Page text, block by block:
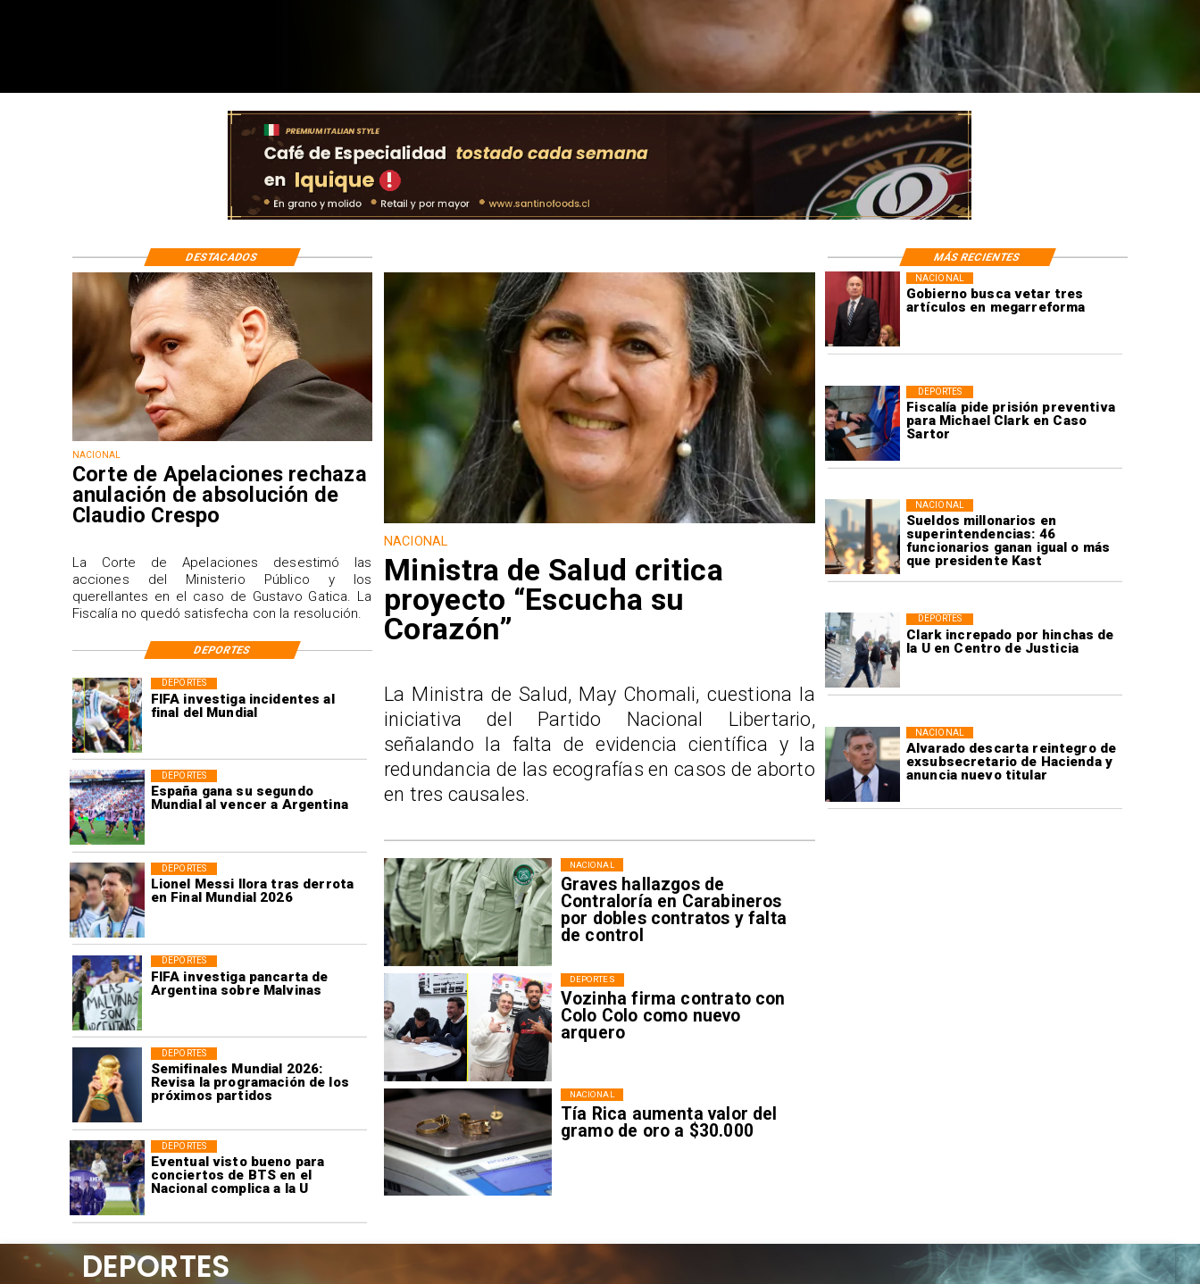
Gobierno busca vetar tres
artículos en megarreforma
NACIONAL
Fiscalía pide prisión preventiva
para Michael Clark en Caso
Sartor
DEPORTES
Sueldos millonarios en
superintendencias: 46
funcionarios ganan igual o más
que presidente Kast
NACIONAL
Clark increpado por hinchas de
la U en Centro de Justicia
DEPORTES
Alvarado descarta reintegro de
exsubsecretario de Hacienda y
anuncia nuevo titular
NACIONAL
FIFA investiga incidentes al
final del Mundial
DEPORTES
España gana su segundo
Mundial al vencer a Argentina
DEPORTES
Lionel Messi llora tras derrota
en Final Mundial 2026
DEPORTES
FIFA investiga pancarta de
Argentina sobre Malvinas
DEPORTES
Semifinales Mundial 2026:
Revisa la programación de los
próximos partidos
DEPORTES
Eventual visto bueno para
conciertos de BTS en el
Nacional complica a la U
DEPORTES
Graves hallazgos de
Contraloría en Carabineros
por dobles contratos y falta
de control
NACIONAL
Vozinha firma contrato con
Colo Colo como nuevo
arquero
DEPORTES
Tía Rica aumenta valor del
gramo de oro a $30.000
NACIONAL
NACIONAL
Corte de Apelaciones rechaza
anulación de absolución de
Claudio Crespo
La Corte de Apelaciones desestimó las
acciones del Ministerio Público y los
querellantes en el caso de Gustavo Gatica. La
Fiscalía no quedó satisfecha con la resolución.
NACIONAL
Ministra de Salud critica
proyecto “Escucha su
Corazón”
La Ministra de Salud, May Chomali, cuestiona la
iniciativa del Partido Nacional Libertario,
señalando la falta de evidencia científica y la
redundancia de las ecografías en casos de aborto
en tres causales.
DESTACADOS MÁS RECIENTES
DEPORTES
DEPORTES